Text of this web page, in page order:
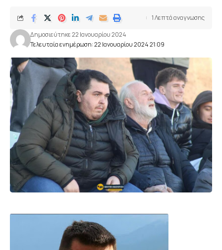
Τελευταία ενημέρωση: 22 Ιανουαρίου 2024 21:09
Δημοσιεύτηκε 22 Ιανουαρίου 2024
1 Λεπτά αναγνωσης